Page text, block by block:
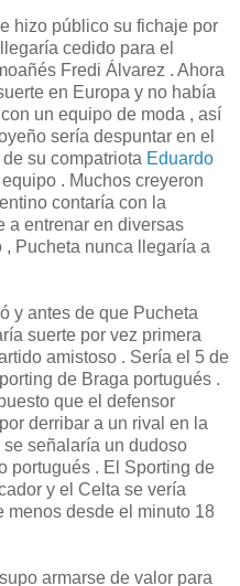
hizo público su fichaje por
cedido para el
Fredi Álvarez . Ahora
en Europa y no había
un equipo de moda , así
sería despuntar en el
su compatriota Eduardo
. Muchos creyeron
contaría con la
a entrenar en diversas
Pucheta nunca llegaría a
y antes de que Pucheta
suerte por vez primera
amistoso . Sería el 5 de
de Braga portugués .
que el defensor
derribar a un rival en la
señalaría un dudoso
portugués . El Sporting de
y el Celta se vería
menos desde el minuto 18
armarse de valor para